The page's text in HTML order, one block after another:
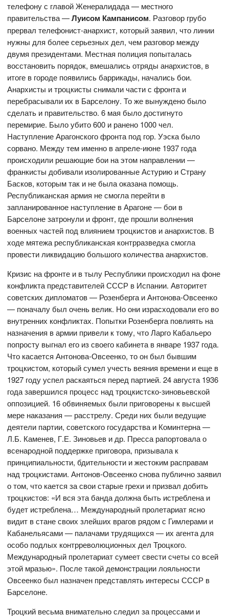
телефону с главой Женералидада — местного
правительства —Луисом Кампанисом. Разговор грубо
прервал телефонист-анархист, который заявил, что линии
нужны для более серьезных дел, чем разговор между
двумя президентами. Местная полиция попыталась
восстановить порядок, вмешались отряды анархистов, в
итоге в городе появились баррикады, начались бои.
Анархисты и троцкисты снимали части с фронта и
перебрасывали их в Барселону. То же вынуждено было
сделать и правительство. 6 мая было достигнуто
перемирие. Было убито 600 и ранено 1000 чел.
Наступление Арагонского фронта под гор. Уэска было
сорвано. Между тем именно в апреле-июне 1937 года
происходили решающие бои на этом направлении —
франкисты добивали изолированные Астурию и Страну
Басков, которым так и не была оказана помощь.
Республиканская армия не смогла перейти в
запланированное наступление в Арагоне — бои в
Барселоне затронули и фронт, где прошли волнения
военных частей под влиянием троцкистов и анархистов. В
ходе мятежа республиканская контрразведка смогла
провести ликвидацию большого количества анархистов.
Кризис на фронте и в тылу Республики происходил на фоне
конфликта представителей СССР в Испании. Авторитет
советских дипломатов — Розенберга и Антонова-Овсеенко
— поначалу был очень велик. Но они израсходовали его во
внутренних конфликтах. Попытки Розенберга повлиять на
назначения в армии привели к тому, что Ларго Кабальеро
попросту выгнал его из своего кабинета в январе 1937 года.
Что касается Антонова-Овсеенко, то он был бывшим
троцкистом, который сумел учесть веяния времени и еще в
1927 году успел раскаяться перед партией. 24 августа 1936
года завершился процесс над троцкистско-зиновьевской
оппозицией. 16 обвиняемых были приговорены к высшей
мере наказания — расстрелу. Среди них были ведущие
деятели партии, советского государства и Коминтерна —
Л.Б. Каменев, Г.Е. Зиновьев и др. Пресса рапортовала о
всенародной поддержке приговора, призывала к
принципиальности, бдительности и жестоким расправам
над троцкистами. Антонов-Овсеенко снова публично заявил
о том, что кается за свои старые грехи и призвал добить
троцкистов: «И вся эта банда должна быть истреблена и
будет истреблена… Международный пролетариат ясно
видит в стане своих злейших врагов рядом с Гимлерами и
Кабанельясами — палачами трудящихся — их агента для
особо подлых контрреволюционных дел Троцкого.
Международный пролетариат сумеет свести счеты со всей
этой мразью». После такой демонстрации лояльности
Овсеенко был назначен представлять интересы СССР в
Барселоне.
Троцкий весьма внимательно следил за процессами и